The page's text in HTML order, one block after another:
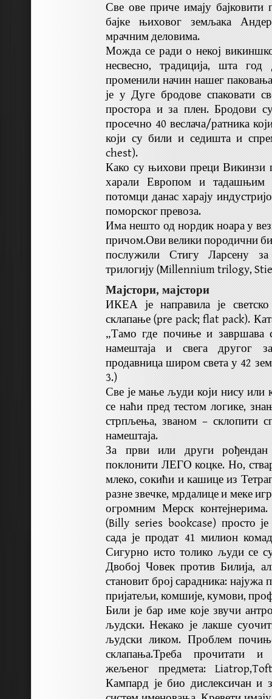
Све ове приче имају бајковити
бајке њиховог земљака
мрачним деловима.
Можда се ради о некој
несвесно, традиција, шта
променили начин нашег
је у Дуге бродове спаковати
простора и за плен. Бродови
просечно 40 веслача/ратника
који су били и седишта и
chest).
Како су њихови преци Викинзи
харали Европом и тадашњим
потомци данас харају
поморског превоза.
Има нешто од нордик ноара у
причом.Ови велики породични
послужили Стигу Ларсену
трилогију (Millennium trilogy,
Мајстори, мајстори
ИКЕА је направила је
склапање (pre pack; flat pack).
„Тамо где почиње и завршава
намештаја и свега другог
продавница широм света у 42
3.)
Све је мање људи који нису или
се наћи пред тестом логике,
стрпљења, званом – склопити
намештаја.
За први или други
поклонити ЛЕГО коцке. Но,
млеко, сокићи и кашице из
разне звечке, мрдалице и меке
огромним Мерск
(Billy series bookcase) просто
сада је продат 41 милион
Сигурно исто толико људи се
Двобој Човек против Билија,
становит број сарадника:
пријатељи, комшије, кумови,
Били је бар име које звучи
људски. Некако је лакше
људски ликом. Проблем
склапања.Треба прочитати и
жељеног предмета:
Кампард је био дислексичан и